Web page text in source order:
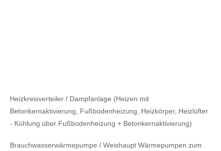
Heizkreisverteiler / Dampfanlage (Heizen mit
Betonkernaktivierung, Fußbodenheizung, Heizkörper, Heizlüfter
- Kühlung über Fußbodenheizung + Betonkernaktivierung)
Brauchwasserwärmepumpe / Weishaupt Wärmepumpen zum